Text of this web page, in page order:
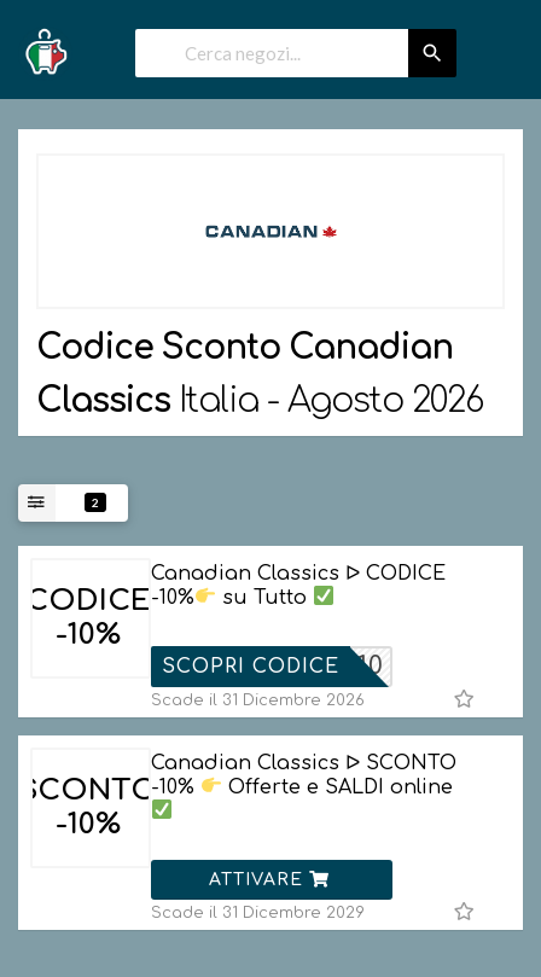
Codice Sconto Canadian
Classics Italia - Agosto 2026
2
CODICE
-10%
Canadian Classics ᐅ CODICE
-10%
su Tutto
BENV10
SCOPRI CODICE
Scade il 31 Dicembre 2026
SCONTO
-10%
Canadian Classics ᐅ SCONTO
-10%
Offerte e SALDI online
ATTIVARE
Scade il 31 Dicembre 2029